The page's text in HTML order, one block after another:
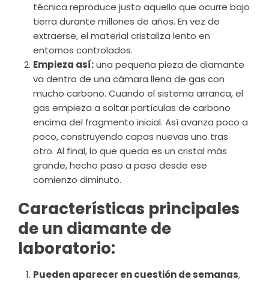
técnica reproduce justo aquello que ocurre bajo
tierra durante millones de años. En vez de
extraerse, el material cristaliza lento en
entornos controlados.
Empieza así:una pequeña pieza de diamante
va dentro de una cámara llena de gas con
mucho carbono. Cuando el sistema arranca, el
gas empieza a soltar partículas de carbono
encima del fragmento inicial. Así avanza poco a
poco, construyendo capas nuevas uno tras
otro. Al final, lo que queda es un cristal más
grande, hecho paso a paso desde ese
comienzo diminuto.
Características principales
de un diamante de
laboratorio:
Pueden aparecer en cuestión de semanas,